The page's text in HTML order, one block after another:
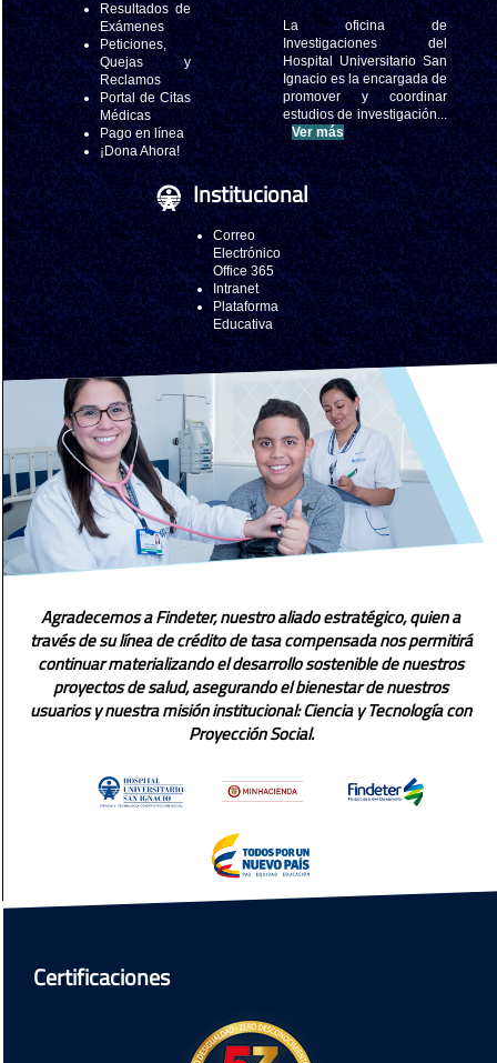
Resultados de
Exámenes
Peticiones,
Quejas y
Reclamos
Portal de Citas
Médicas
Pago en línea
¡Dona Ahora!
La oficina de
Investigaciones del
Hospital Universitario San
Ignacio es la encargada de
promover y coordinar
estudios de investigación...
Ver más
Institucional
Correo
Electrónico
Office 365
Intranet
Plataforma
Educativa
Agradecemos a Findeter, nuestro aliado estratégico, quien a
través de su línea de crédito de tasa compensada nos permitirá
continuar materializando el desarrollo sostenible de nuestros
proyectos de salud, asegurando el bienestar de nuestros
usuarios y nuestra misión institucional: Ciencia y Tecnología con
Proyección Social.
Certificaciones